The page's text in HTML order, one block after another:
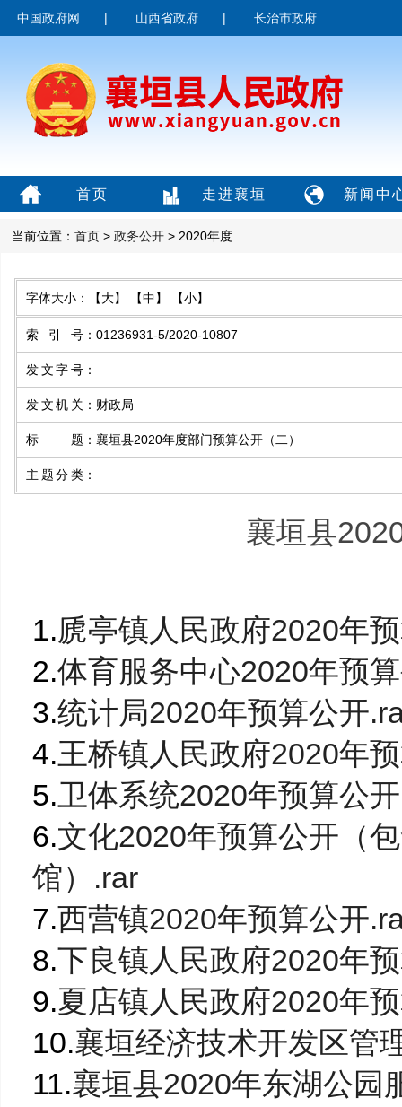
中国政府网 | 山西省政府 | 长治市政府
首页 走进襄垣 新闻中
当前位置： 首页 > 政务公开 > 2020年度
字体大小： 【大】 【中】 【小】
索引号 ： 01236931-5/2020-10807
发文字号 ：
发文机关 ： 财政局
标题 ： 襄垣县2020年度部门预算公开（二）
主题分类 ：
襄垣县
1.虒亭镇人民政府2020年
2.体育服务中心2020年预
3.统计局2020年预算公开
4.王桥镇人民政府2020年
5.卫体系统2020年预算公
6.文化2020年预算公开（
馆）.rar
7.西营镇2020年预算公开
8.下良镇人民政府2020年
9.夏店镇人民政府2020年
10.襄垣经济技术开发区管
11.襄垣县2020年东湖公园